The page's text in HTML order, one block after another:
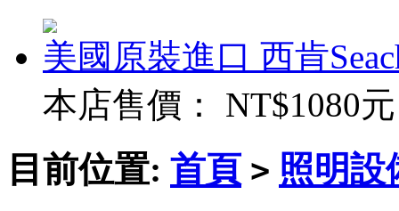
美國原裝進口 西肯
本店售價： NT$1080元
目前位置: 首頁 > 照明設